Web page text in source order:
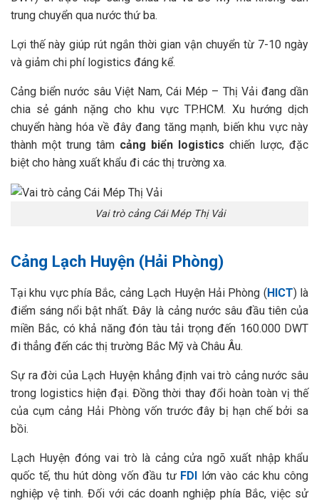
trung chuyển qua nước thứ ba.
Lợi thế này giúp rút ngắn thời gian vận chuyển từ 7-10 ngày
và giảm chi phí logistics đáng kể.
Cảng biển nước sâu Việt Nam, Cái Mép – Thị Vải đang dần
chia sẻ gánh nặng cho khu vực TP.HCM. Xu hướng dịch
chuyển hàng hóa về đây đang tăng mạnh, biến khu vực này
thành một trung tâm cảng biển logistics chiến lược, đặc
biệt cho hàng xuất khẩu đi các thị trường xa.
Vai trò cảng Cái Mép Thị Vải
Cảng Lạch Huyện (Hải Phòng)
Tại khu vực phía Bắc, cảng Lạch Huyện Hải Phòng (HICT) là
điểm sáng nổi bật nhất. Đây là cảng nước sâu đầu tiên của
miền Bắc, có khả năng đón tàu tải trọng đến 160.000 DWT
đi thẳng đến các thị trường Bắc Mỹ và Châu Âu.
Sự ra đời của Lạch Huyện khẳng định vai trò cảng nước sâu
trong logistics hiện đại. Đồng thời thay đổi hoàn toàn vị thế
của cụm cảng Hải Phòng vốn trước đây bị hạn chế bởi sa
bồi.
Lạch Huyện đóng vai trò là cảng cửa ngõ xuất nhập khẩu
quốc tế, thu hút dòng vốn đầu tư FDI lớn vào các khu công
nghiệp vệ tinh. Đối với các doanh nghiệp phía Bắc, việc sử